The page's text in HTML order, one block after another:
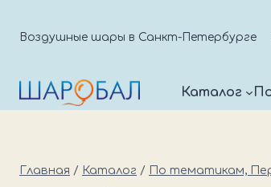
Воздушные шары в Санкт-Петербурге
Каталог
Главная / Каталог / По тематикам,